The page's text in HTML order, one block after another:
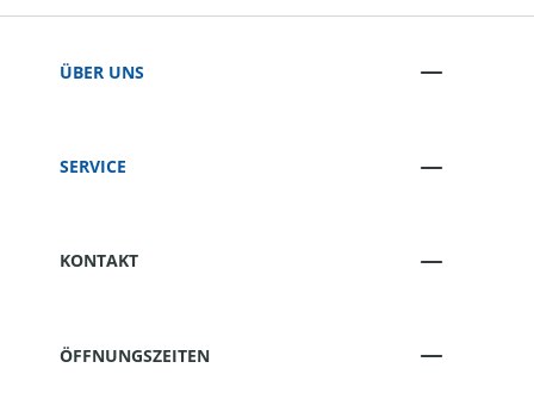
ÜBER UNS
SERVICE
KONTAKT
ÖFFNUNGSZEITEN